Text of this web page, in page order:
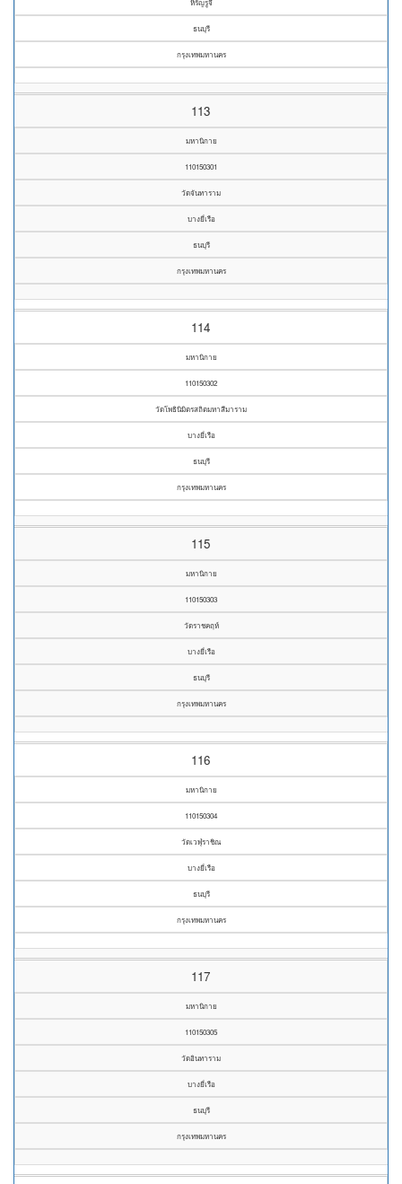
หิรัญรูจี
ธนบุรี
กรุงเทพมหานคร
113
มหานิกาย
110150301
วัดจันทาราม
บางยี่เรือ
ธนบุรี
กรุงเทพมหานคร
114
มหานิกาย
110150302
วัดโพธินิมิตรสถิตมหาสีมาราม
บางยี่เรือ
ธนบุรี
กรุงเทพมหานคร
115
มหานิกาย
110150303
วัดราชคฤห์
บางยี่เรือ
ธนบุรี
กรุงเทพมหานคร
116
มหานิกาย
110150304
วัดเวฬุราชิณ
บางยี่เรือ
ธนบุรี
กรุงเทพมหานคร
117
มหานิกาย
110150305
วัดอินทาราม
บางยี่เรือ
ธนบุรี
กรุงเทพมหานคร